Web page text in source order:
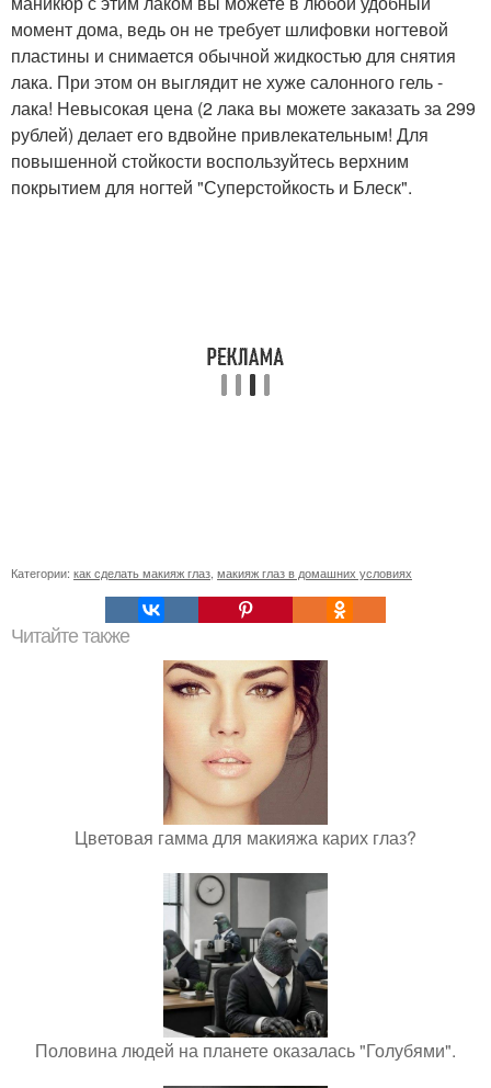
момент дома, ведь он не требует шлифовки ногтевой
пластины и снимается обычной жидкостью для снятия
лака. При этом он выглядит не хуже салонного гель -
лака! Невысокая цена (2 лака вы можете заказать за 299
рублей) делает его вдвойне привлекательным! Для
повышенной стойкости воспользуйтесь верхним
покрытием для ногтей "Суперстойкость и Блеск".
Категории: как сделать макияж глаз макияж глаз в домашних условиях
Читайте также
Цветовая гамма для макияжа карих глаз?
Половина людей на планете оказалась "Голубями".